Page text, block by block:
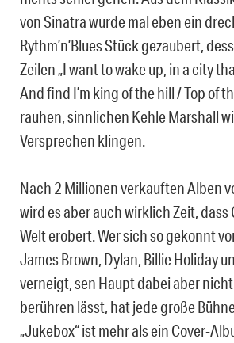
von Sinatra wurde mal eben ein
Rythm’n’Blues Stück gezaubert,
Zeilen „I want to wake up, in a city
And find I’m king of the hill / Top of
rauhen, sinnlichen Kehle Marshall
Versprechen klingen.
Nach 2 Millionen verkauften Alben
wird es aber auch wirklich Zeit, dass
Welt erobert. Wer sich so gekonnt
James Brown, Dylan, Billie Holiday
verneigt, sen Haupt dabei aber
berühren lässt, hat jede große
„Jukebox“ ist mehr als ein Cover-